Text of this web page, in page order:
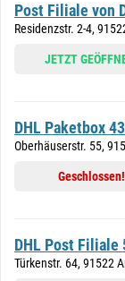
Post Filiale von
Residenzstr. 2-4,
JETZT
DHL Paketbox
Oberhäuserstr. 55,
Geschlossen!
DHL Post
Türkenstr. 64, 91522